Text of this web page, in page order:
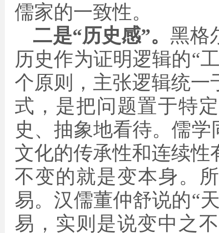
儒家的一致性。
二是“历史感”。黑格
历史作为证明逻辑的“
个原则，主张逻辑统一
式，是把问题置于特
史、抽象地看待。儒
文化的传承性和连续
不变的就是变本身。
易。汉儒董仲舒说的“
易，实则是说变中之